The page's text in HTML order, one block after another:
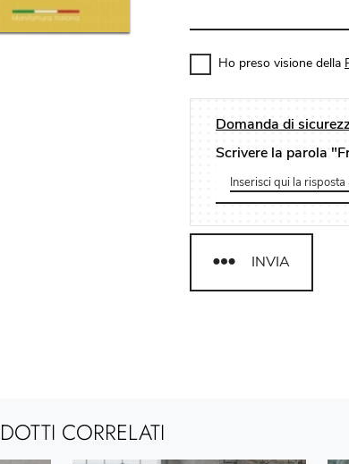
Ho preso visione della
Domanda di
Scrivere la parola
INVIA
CORRELATI